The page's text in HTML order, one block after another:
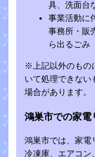
具、洗面台
事業活動に
事務所・販
ら出るごみ
※上記以外のもの
いて処理できない
場合があります。
鴻巣市での家電
鴻巣市では、家電
冷凍庫、エアコン